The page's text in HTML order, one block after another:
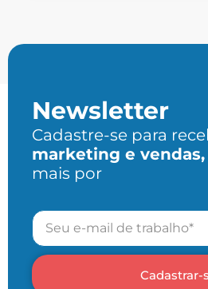
Newsletter
Cadastre-se para
marketing e vendas,
mais por
Cadastrar-